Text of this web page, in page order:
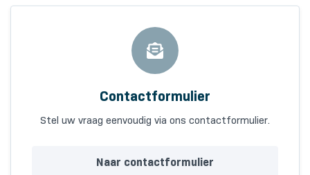
Contactformulier
Stel uw vraag eenvoudig via ons contactformulier.
Naar contactformulier